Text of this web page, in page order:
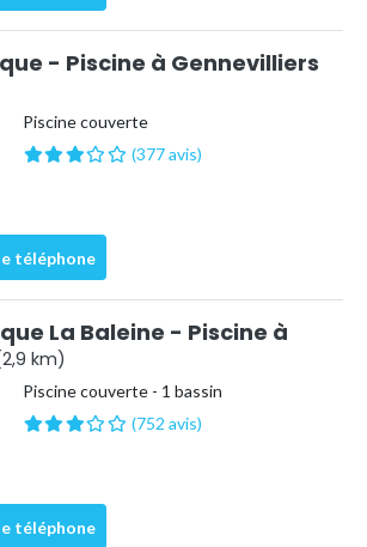
- Piscine à Gennevilliers
Piscine couverte
(377 avis)
téléphone
La Baleine - Piscine à
km)
Piscine couverte - 1 bassin
(752 avis)
téléphone